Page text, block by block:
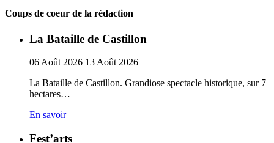
Coups de coeur de la rédaction
La Bataille de Castillon
06Août 2026 13Août 2026
La Bataille de Castillon. Grandiose spectacle historique, sur 7
hectares…
En savoir
Fest’arts